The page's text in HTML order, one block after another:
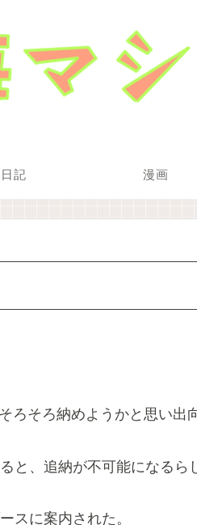
日記 漫画
そろ納めようかと思い出
と、追納が不可能になるら
スに案内された。